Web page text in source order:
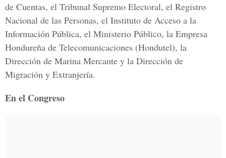
de Cuentas, el Tribunal Supremo Electoral, el Registro
Nacional de las Personas, el Instituto de Acceso a la
Información Pública, el Ministerio Público, la Empresa
Hondureña de Telecomunicaciones (Hondutel), la
Dirección de Marina Mercante y la Dirección de
Migración y Extranjería.
En el Congreso